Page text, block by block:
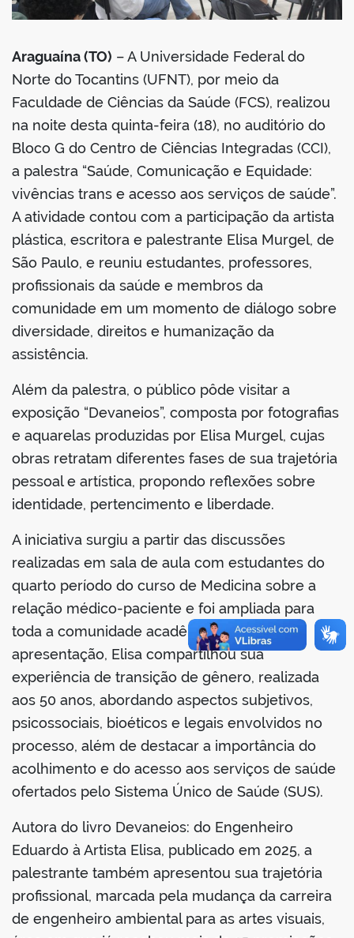
portal
Araguaína (TO) – A Universidade Federal do
Norte do Tocantins (UFNT), por meio da
Faculdade de Ciências da Saúde (FCS), realizou
na noite desta quinta-feira (18), no auditório do
Bloco G do Centro de Ciências Integradas (CCI),
a palestra “Saúde, Comunicação e Equidade:
vivências trans e acesso aos serviços de saúde”.
A atividade contou com a participação da artista
plástica, escritora e palestrante Elisa Murgel, de
São Paulo, e reuniu estudantes, professores,
profissionais da saúde e membros da
comunidade em um momento de diálogo sobre
diversidade, direitos e humanização da
assistência.
Além da palestra, o público pôde visitar a
exposição “Devaneios”, composta por fotografias
e aquarelas produzidas por Elisa Murgel, cujas
obras retratam diferentes fases de sua trajetória
pessoal e artística, propondo reflexões sobre
identidade, pertencimento e liberdade.
A iniciativa surgiu a partir das discussões
realizadas em sala de aula com estudantes do
quarto período do curso de Medicina sobre a
relação médico-paciente e foi ampliada para
toda a comunidade acadêmica. Durante a
apresentação, Elisa compartilhou sua
experiência de transição de gênero, realizada
aos 50 anos, abordando aspectos subjetivos,
psicossociais, bioéticos e legais envolvidos no
processo, além de destacar a importância do
acolhimento e do acesso aos serviços de saúde
ofertados pelo Sistema Único de Saúde (SUS).
Autora do livro Devaneios: do Engenheiro
Eduardo à Artista Elisa, publicado em 2025, a
palestrante também apresentou sua trajetória
profissional, marcada pela mudança da carreira
de engenheiro ambiental para as artes visuais,